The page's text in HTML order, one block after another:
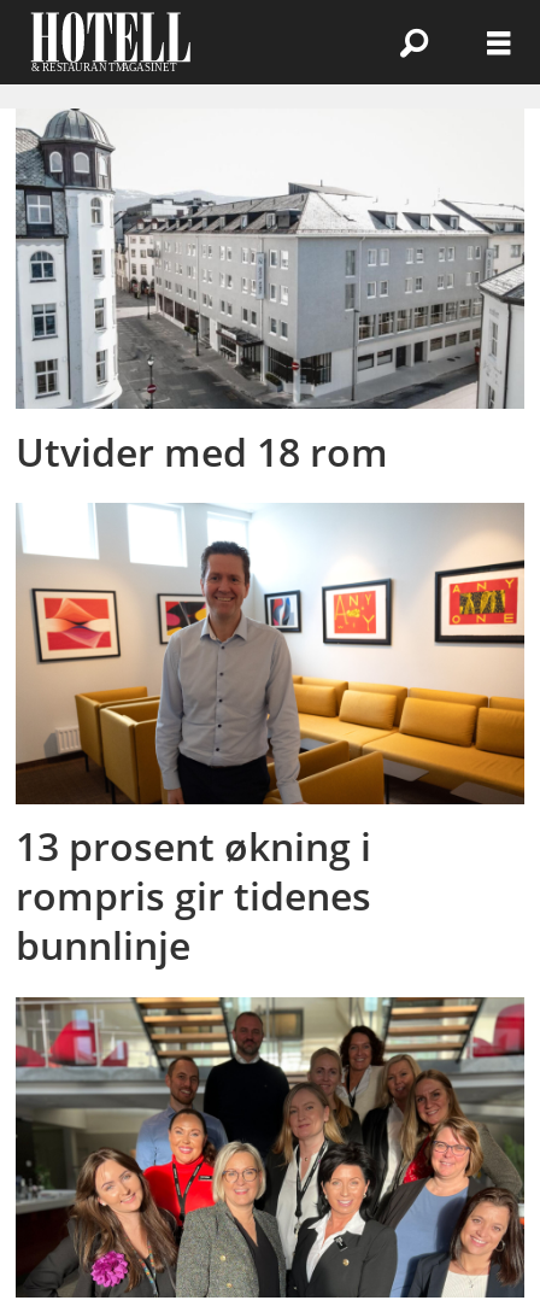
Emne:
ålesund
Utvider med 18 rom
13 prosent økning i
rompris gir tidenes
bunnlinje